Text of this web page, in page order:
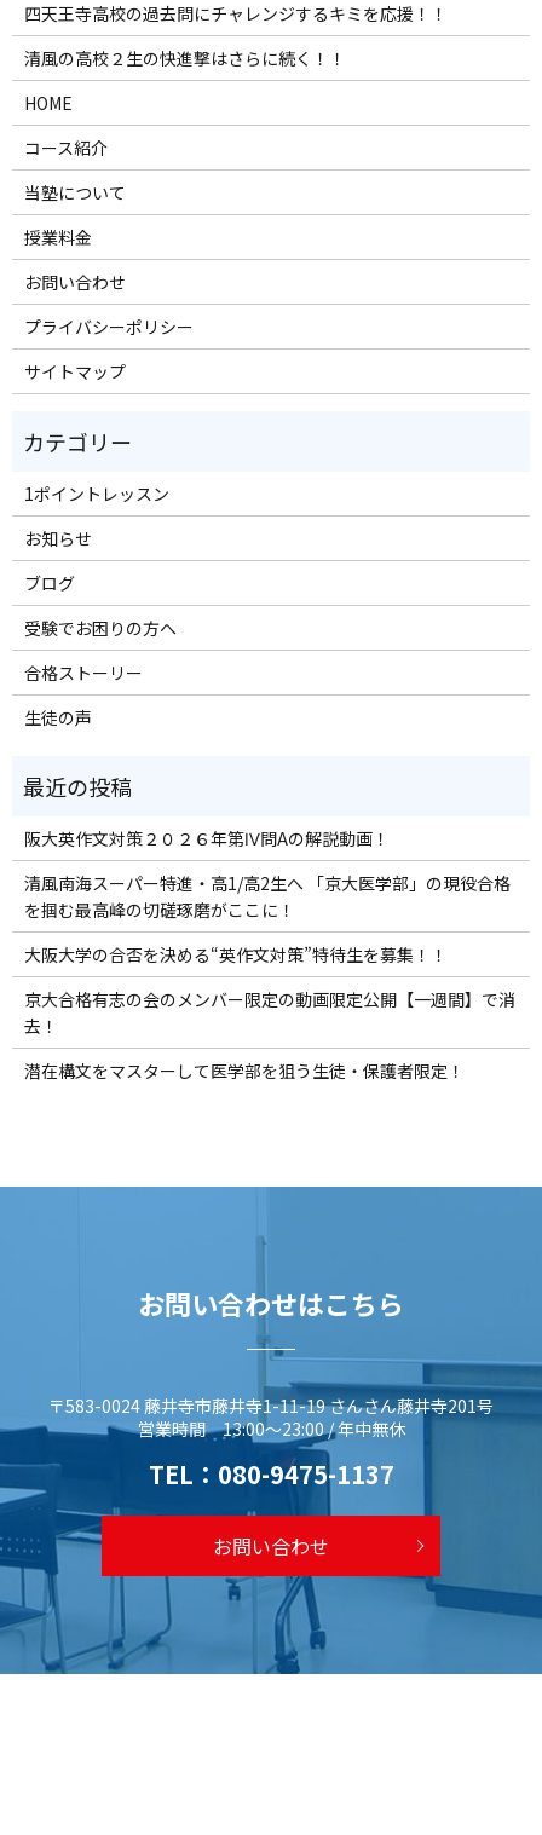
四天王寺高校の過去問にチャレンジするキミを応援！！
清風の高校２生の快進撃はさらに続く！！
HOME
コース紹介
当塾について
授業料金
お問い合わせ
プライバシーポリシー
サイトマップ
1ポイントレッスン
お知らせ
ブログ
受験でお困りの方へ
合格ストーリー
生徒の声
阪大英作文対策２０２６年第Ⅳ問Aの解説動画！
清風南海スーパー特進・高1/高2生へ 「京大医学部」の現役合格
を掴む最高峰の切磋琢磨がここに！
大阪大学の合否を決める“英作文対策”特待生を募集！！
京大合格有志の会のメンバー限定の動画限定公開【一週間】で消
去！
潜在構文をマスターして医学部を狙う生徒・保護者限定！
お問い合わせはこちら
〒583-0024 藤井寺市藤井寺1-11-19 さんさん藤井寺201号
営業時間 13:00～23:00 / 年中無休
TEL： 080-9475-1137
お問い合わせ